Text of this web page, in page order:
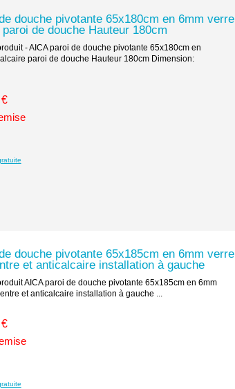
douche pivotante 65x180cm en 6mm verre
de douche Hauteur 180cm
- AICA paroi de douche pivotante 65x180cm en
paroi de douche Hauteur 180cm Dimension:
douche pivotante 65x185cm en 6mm verre
et anticalcaire installation à gauche
AICA paroi de douche pivotante 65x185cm en 6mm
et anticalcaire installation à gauche ...